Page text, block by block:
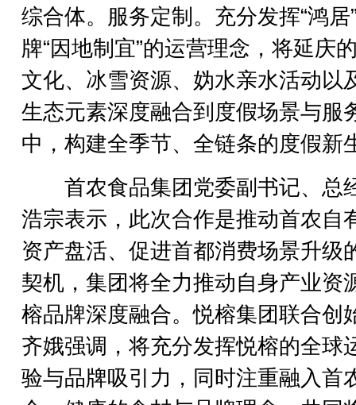
综合体。服务定制。充分发挥“鸿居
牌“因地制宜”的运营理念，将延庆
文化、冰雪资源、妫水亲水活动以
生态元素深度融合到度假场景与服
中，构建全季节、全链条的度假新
首农食品集团党委副书记、总
浩宗表示，此次合作是推动首农自
资产盘活、促进首都消费场景升级
契机，集团将全力推动自身产业资
榕品牌深度融合。悦榕集团联合创
齐娥强调，将充分发挥悦榕的全球
验与品牌吸引力，同时注重融入首